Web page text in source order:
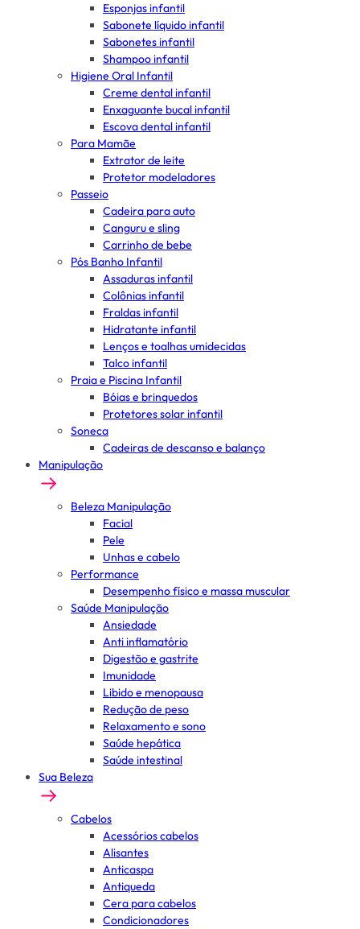
Esponjas infantil
Sabonete líquido infantil
Sabonetes infantil
Shampoo infantil
Higiene Oral Infantil
Creme dental infantil
Enxaguante bucal infantil
Escova dental infantil
Para Mamãe
Extrator de leite
Protetor modeladores
Passeio
Cadeira para auto
Canguru e sling
Carrinho de bebe
Pós Banho Infantil
Assaduras infantil
Colônias infantil
Fraldas infantil
Hidratante infantil
Lenços e toalhas umidecidas
Talco infantil
Praia e Piscina Infantil
Bóias e brinquedos
Protetores solar infantil
Soneca
Cadeiras de descanso e balanço
Manipulação
Beleza Manipulação
Facial
Pele
Unhas e cabelo
Performance
Desempenho físico e massa muscular
Saúde Manipulação
Ansiedade
Anti inflamatório
Digestão e gastrite
Imunidade
Libido e menopausa
Redução de peso
Relaxamento e sono
Saúde hepática
Saúde intestinal
Sua Beleza
Cabelos
Acessórios cabelos
Alisantes
Anticaspa
Antiqueda
Cera para cabelos
Condicionadores